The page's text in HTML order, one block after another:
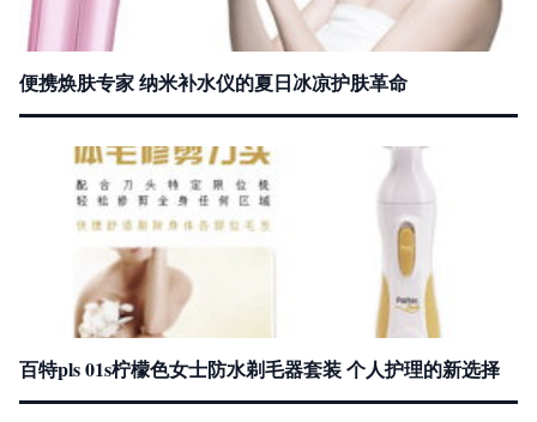
便携焕肤专家 纳米补水仪的夏日冰凉护肤革命
百特pls 01s柠檬色女士防水剃毛器套装 个人护理的新选择